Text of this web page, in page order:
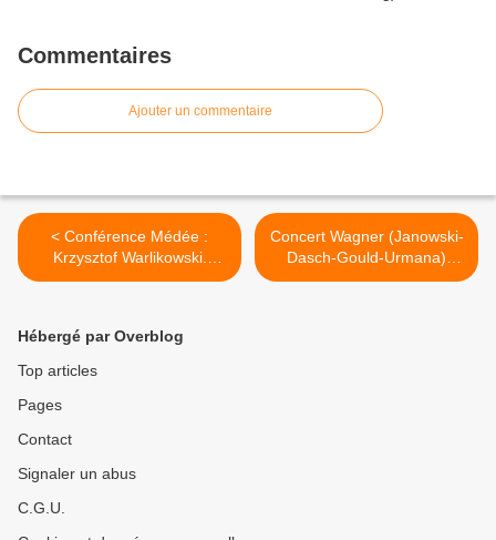
Commentaires
Ajouter un commentaire
< Conférence Médée :
Krzysztof Warlikowski.
Champs Elysées
Concert Wagner (Janowski-
Dasch-Gould-Urmana)
Pleyel >
Hébergé par Overblog
Top articles
Pages
Contact
Signaler un abus
C.G.U.